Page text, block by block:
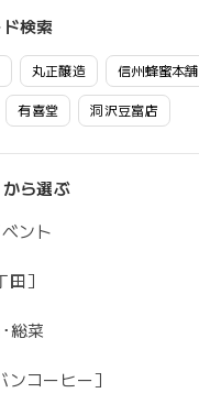
検索
丸正醸造 信州蜂蜜本舗
有喜堂 洞沢豆富店
ら選ぶ
ント
］
総菜
ンコーヒー］